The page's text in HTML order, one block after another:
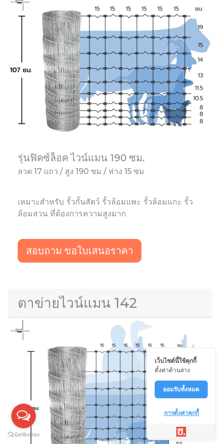
รุ่นฟิคซ์ล็อค ไวน์แมน 190 ซม.
ลวด 17 แถว / สูง 190 ซม / ห่าง 15 ซม
เหมาะสำหรับ รั้วกั้นสัตว์ รั้วล้อมแพะ รั้วล้อมแกะ รั้ว
ล้อมสวน ที่ต้องการความสูงมาก
สอบถาม ขอใบเสนอราคา
ตาข่ายไวน์แมน 142
เว็บไซต์นี้ใช้คุกกี้
ตั้งค่าด้านล่าง
ยอมรับทั้งหมด
การตั้งค่าคุกกี้